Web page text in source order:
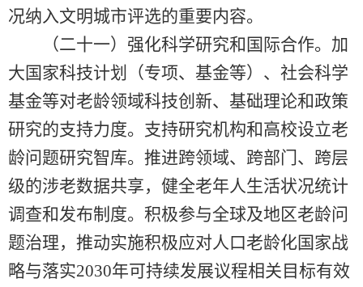
况纳入文明城市评选的重要内容。
（二十一）强化科学研究和国际合作。加
大国家科技计划（专项、基金等）、社会科学
基金等对老龄领域科技创新、基础理论和政策
研究的支持力度。支持研究机构和高校设立老
龄问题研究智库。推进跨领域、跨部门、跨层
级的涉老数据共享，健全老年人生活状况统计
调查和发布制度。积极参与全球及地区老龄问
题治理，推动实施积极应对人口老龄化国家战
略与落实2030年可持续发展议程相关目标有效